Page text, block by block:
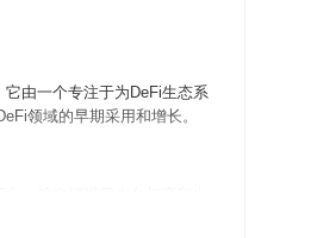
由一个专注于为DeFi生态系
领域的早期采用和增长。
出教育倡议，以赋能用户并